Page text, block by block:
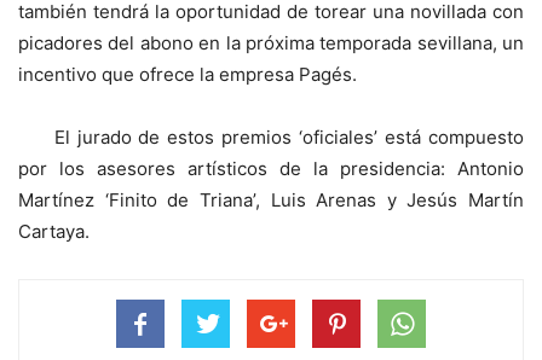
también tendrá la oportunidad de torear una novillada con
picadores del abono en la próxima temporada sevillana, un
incentivo que ofrece la empresa Pagés.
El jurado de estos premios ‘oficiales’ está compuesto
por los asesores artísticos de la presidencia: Antonio
Martínez ‘Finito de Triana’, Luis Arenas y Jesús Martín
Cartaya.